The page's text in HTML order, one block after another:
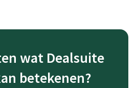
wat Dealsuite
betekenen?